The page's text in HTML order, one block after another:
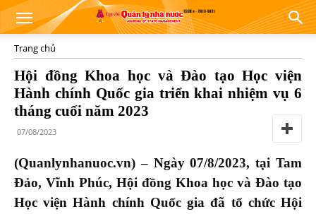
Trang chủ
Hội đồng Khoa học và Đào tạo Học viện
Hành chính Quốc gia triển khai nhiệm vụ 6
tháng cuối năm 2023
07/08/2023
(Quanlynhanuoc.vn) – Ngày 07/8/2023, tại Tam
Đảo, Vĩnh Phúc, Hội đồng Khoa học và Đào tạo
Học viện Hành chính Quốc gia đã tổ chức Hội